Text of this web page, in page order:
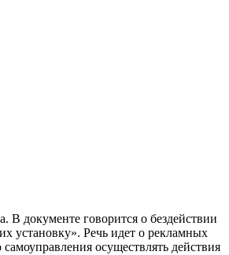
документе говорится о бездействии
установку». Речь идет о рекламных
осуществлять действия